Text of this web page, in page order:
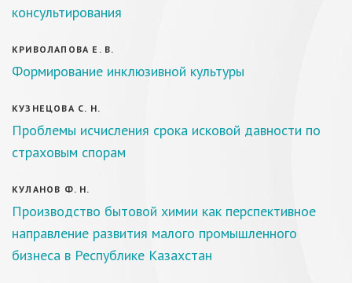
консультирования
КРИВОЛАПОВА Е. В.
Формирование инклюзивной культуры
КУЗНЕЦОВА С. Н.
Проблемы исчисления срока исковой давности по
страховым спорам
КУЛАНОВ Ф. Н.
Производство бытовой химии как перспективное
направление развития малого промышленного
бизнеса в Республике Казахстан